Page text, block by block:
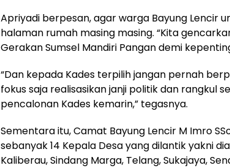
Apriyadi berpesan, agar warga Bayung Lencir
halaman rumah masing masing. “Kita
Gerakan Sumsel Mandiri Pangan demi
“Dan kepada Kades terpilih jangan pernah
fokus saja realisasikan janji politik dan rangkul
pencalonan Kades kemarin,” tegasnya.
Sementara itu, Camat Bayung Lencir M Imro
sebanyak 14 Kepala Desa yang dilantik yakni
Kaliberau, Sindang Marga, Telang, Sukajaya,